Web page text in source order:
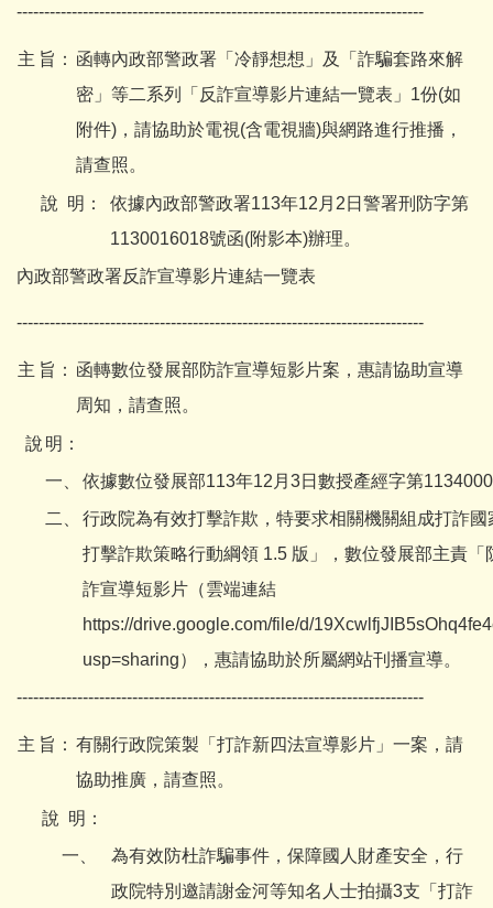
--------------------------------------------------------------------------
主 旨： 函轉內政部警政署「冷靜想想」及「詐騙套路來解
密」等二系列「反詐宣導影片連結一覽表」1份(如
附件)，請協助於電視(含電視牆)與網路進行推播，
請查照。
說 明：
依據內政部警政署113年12月2日警署刑防字第
1130016018號函(附影本)辦理。
內政部警政署反詐宣導影片連結一覽表
--------------------------------------------------------------------------
主 旨： 函轉數位發展部防詐宣導短影片案，惠請協助宣導
周知，請查照。
說 明：
一、
依據數位發展部113年12月3日數授產經字第
二、
行政院為有效打擊詐欺，特要求相關機關組成打詐
打擊詐欺策略行動綱領 1.5 版」，數位發展部主責「
詐宣導短影片（雲端連結
https://drive.google.com/file/d/
usp=sharing），惠請協助於所屬網站刊播宣導。
--------------------------------------------------------------------------
主 旨： 有關行政院策製「打詐新四法宣導影片」一案，請
協助推廣，請查照。
說 明：
一、
為有效防杜詐騙事件，保障國人財產安全，行
政院特別邀請謝金河等知名人士拍攝3支「打詐